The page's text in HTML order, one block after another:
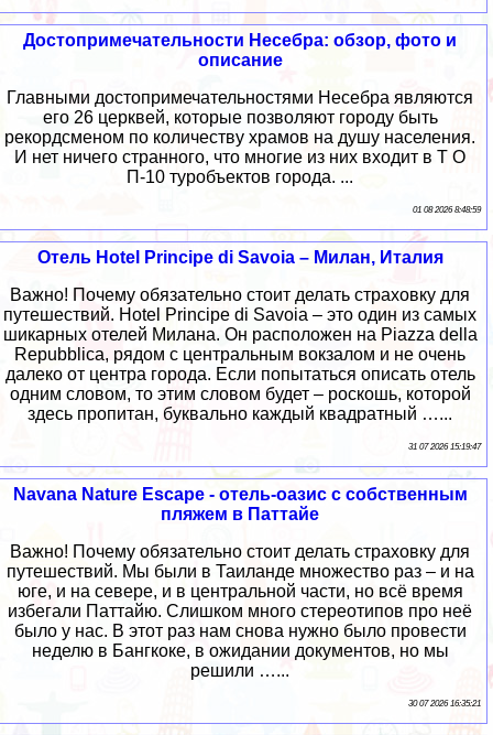
Достопримечательности Несебра: обзор, фото и
описание
Главными достопримечательностями Несебра являются
его 26 церквей, которые позволяют городу быть
рекордсменом по количеству храмов на душу населения.
И нет ничего странного, что многие из них входит в Т О
П-10 туробъектов города. ...
01 08 2026 8:48:59
Отель Hotel Principe di Savoia – Милан, Италия
Важно! Почему обязательно стоит делать страховку для
путешествий. Hotel Principe di Savoia – это один из самых
шикарных отелей Милана. Он расположен на Piazza della
Repubblica, рядом с центральным вокзалом и не очень
далеко от центра города. Если попытаться описать отель
одним словом, то этим словом будет – роскошь, которой
здесь пропитан, буквально каждый квадратный …...
31 07 2026 15:19:47
Navana Nature Escape - отель-оазис с собственным
пляжем в Паттайе
Важно! Почему обязательно стоит делать страховку для
путешествий. Мы были в Таиланде множество раз – и на
юге, и на севере, и в центральной части, но всё время
избегали Паттайю. Слишком много стереотипов про неё
было у нас. В этот раз нам снова нужно было провести
неделю в Бангкоке, в ожидании документов, но мы
решили …...
30 07 2026 16:35:21